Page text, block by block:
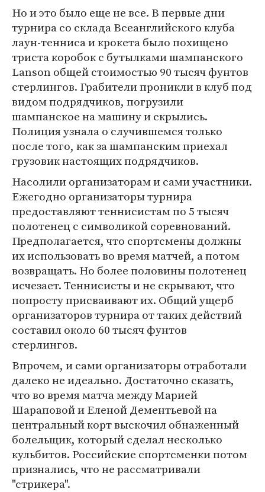
Но и это было еще не все. В первые дни
турнира со склада Всеанглийского клуба
лаун-тенниса и крокета было похищено
триста коробок с бутылками шампанского
Lanson общей стоимостью 90 тысяч фунтов
стерлингов. Грабители проникли в клуб под
видом подрядчиков, погрузили
шампанское на машину и скрылись.
Полиция узнала о случившемся только
после того, как за шампанским приехал
грузовик настоящих подрядчиков.
Насолили организаторам и сами участники.
Ежегодно организаторы турнира
предоставляют теннисистам по 5 тысяч
полотенец с символикой соревнований.
Предполагается, что спортсмены должны
их использовать во время матчей, а потом
возвращать. Но более половины полотенец
исчезает. Теннисисты и не скрывают, что
попросту присваивают их. Общий ущерб
организаторов турнира от таких действий
составил около 60 тысяч фунтов
стерлингов.
Впрочем, и сами организаторы отработали
далеко не идеально. Достаточно сказать,
что во время матча между Марией
Шараповой и Еленой Дементьевой на
центральный корт выскочил обнаженный
болельщик, который сделал несколько
кульбитов. Российские спортсменки потом
признались, что не рассматривали
"стрикера".